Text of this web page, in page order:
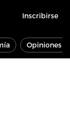
Inscribirse
Opiniones